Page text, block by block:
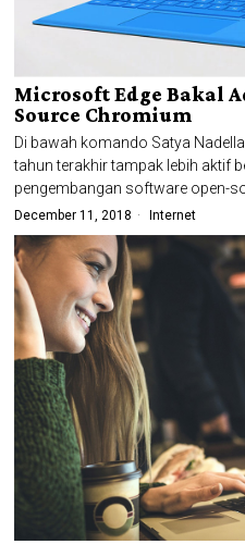
Microsoft Edge Bakal
Source Chromium
Di bawah komando Satya
tahun terakhir tampak lebih aktif
pengembangan software open-
December 11, 2018 Internet